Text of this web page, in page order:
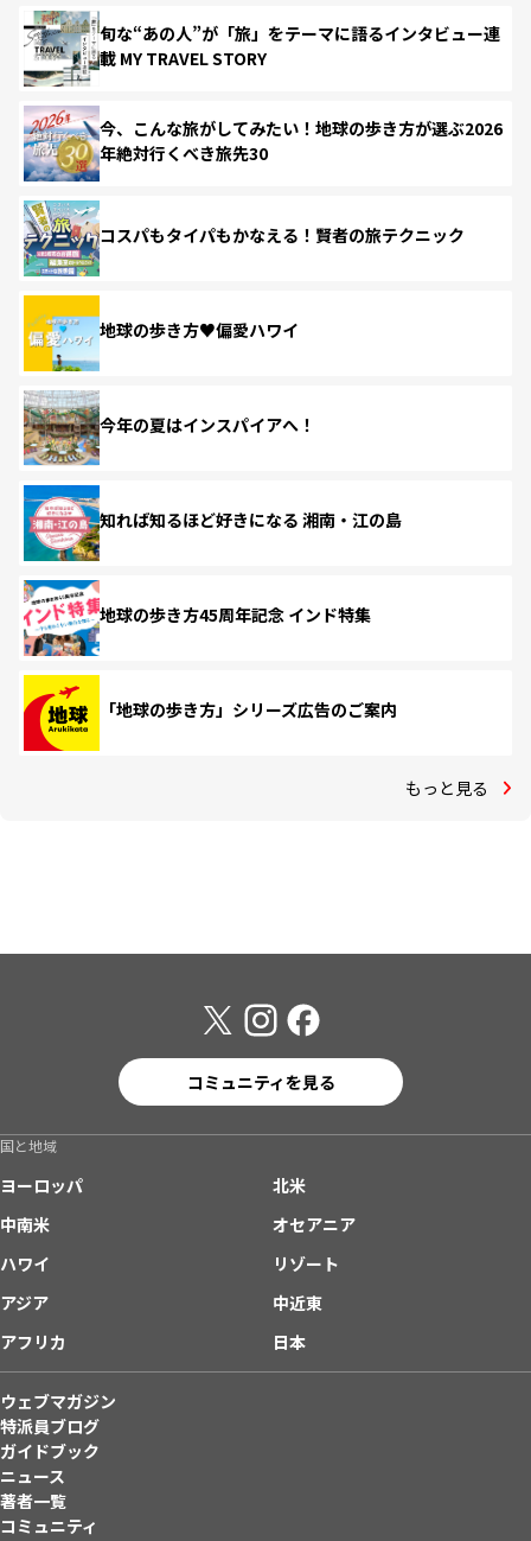
旬な“あの人”が「旅」をテーマに語るインタビュー連
載 MY TRAVEL STORY
今、こんな旅がしてみたい！地球の歩き方が選ぶ2026
年絶対行くべき旅先30
コスパもタイパもかなえる！賢者の旅テクニック
地球の歩き方♥偏愛ハワイ
今年の夏はインスパイアへ！
知れば知るほど好きになる 湘南・江の島
地球の歩き方45周年記念 インド特集
「地球の歩き方」シリーズ広告のご案内
もっと見る
コミュニティを見る
国と地域
ヨーロッパ
北米
中南米
オセアニア
ハワイ
リゾート
アジア
中近東
アフリカ
日本
ウェブマガジン
特派員ブログ
ガイドブック
ニュース
著者一覧
コミュニティ